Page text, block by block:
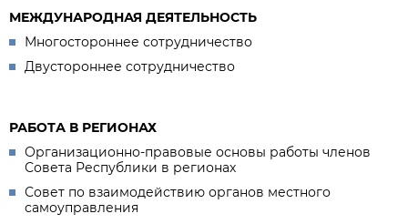
МЕЖДУНАРОДНАЯ ДЕЯТЕЛЬНОСТЬ
Многостороннее сотрудничество
Двустороннее сотрудничество
РАБОТА В РЕГИОНАХ
Организационно-правовые основы работы членов
Совета Республики в регионах
Совет по взаимодействию органов местного
самоуправления